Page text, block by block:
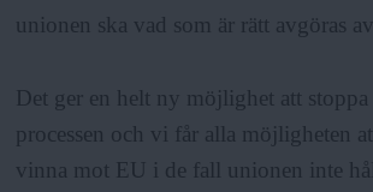
unionen ska vad som är rätt avgöras
Det ger en helt ny möjlighet att stoppa
processen och vi får alla möjligheten
vinna mot EU i de fall unionen inte